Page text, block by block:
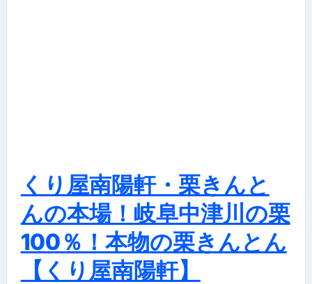
くり屋南陽軒・栗きんと
んの本場！岐阜中津川の栗
100％！本物の栗きんとん
【くり屋南陽軒】